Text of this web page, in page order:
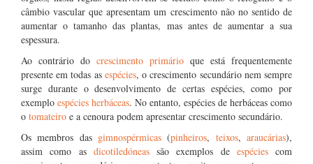
câmbio vascular que apresentam um crescimento não no sentido de
aumentar o tamanho das plantas, mas antes de aumentar a sua
espessura.
Ao contrário do crescimento primário que está frequentemente
presente em todas as espécies, o crescimento secundário nem sempre
surge durante o desenvolvimento de certas espécies, como por
exemplo espécies herbáceas. No entanto, espécies de herbáceas como
o tomateiro e a cenoura podem apresentar crescimento secundário.
Os membros das gimnospérmicas(pinheiros, teixos,araucárias),
assim como as dicotiledóneas são exemplos de espécies com